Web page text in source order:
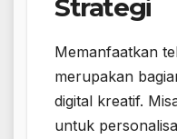
Strategi
Memanfaatkan
merupakan
digital kreatif.
untuk